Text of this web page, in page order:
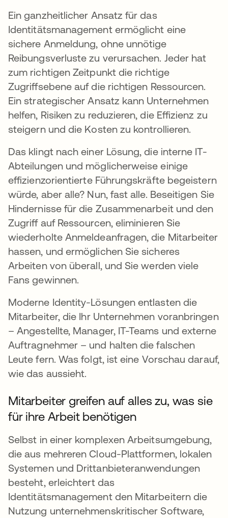
Ein ganzheitlicher Ansatz für das
Identitätsmanagement ermöglicht eine
sichere Anmeldung, ohne unnötige
Reibungsverluste zu verursachen. Jeder hat
zum richtigen Zeitpunkt die richtige
Zugriffsebene auf die richtigen Ressourcen.
Ein strategischer Ansatz kann Unternehmen
helfen, Risiken zu reduzieren, die Effizienz zu
steigern und die Kosten zu kontrollieren.
Das klingt nach einer Lösung, die interne IT-
Abteilungen und möglicherweise einige
effizienzorientierte Führungskräfte begeistern
würde, aber alle? Nun, fast alle. Beseitigen Sie
Hindernisse für die Zusammenarbeit und den
Zugriff auf Ressourcen, eliminieren Sie
wiederholte Anmeldeanfragen, die Mitarbeiter
hassen, und ermöglichen Sie sicheres
Arbeiten von überall, und Sie werden viele
Fans gewinnen.
Moderne Identity-Lösungen entlasten die
Mitarbeiter, die Ihr Unternehmen voranbringen
– Angestellte, Manager, IT-Teams und externe
Auftragnehmer – und halten die falschen
Leute fern. Was folgt, ist eine Vorschau darauf,
wie das aussieht.
Mitarbeiter greifen auf alles zu, was sie
für ihre Arbeit benötigen
Selbst in einer komplexen Arbeitsumgebung,
die aus mehreren Cloud-Plattformen, lokalen
Systemen und Drittanbieteranwendungen
besteht, erleichtert das
Identitätsmanagement den Mitarbeitern die
Nutzung unternehmenskritischer Software,